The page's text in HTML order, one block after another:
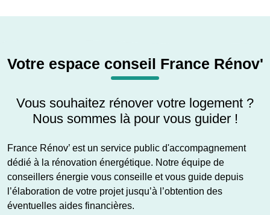
Votre espace conseil France Rénov'
Vous souhaitez rénover votre logement ?
Nous sommes là pour vous guider !
France Rénov’ est un service public d'accompagnement
dédié à la rénovation énergétique. Notre équipe de
conseillers énergie vous conseille et vous guide depuis
l’élaboration de votre projet jusqu’à l’obtention des
éventuelles aides financières.